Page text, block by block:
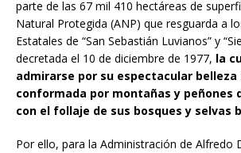
parte de las 67 mil 410 hectáreas de
Natural Protegida (ANP) que resguarda a
Estatales de “San Sebastián Luvianos” y
decretada el 10 de diciembre de 1977, la
admirarse por su espectacular
conformada por montañas y peñones
con el follaje de sus bosques y selvas
Por ello, para la Administración de Alfredo